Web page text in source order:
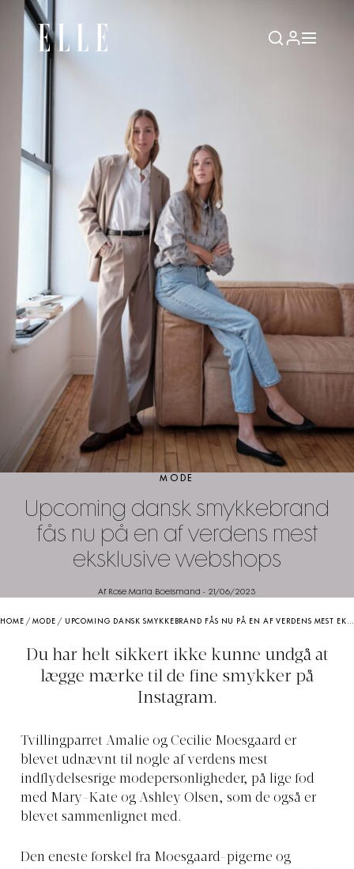
MODE
Upcoming dansk smykkebrand
fås nu på en af verdens mest
eksklusive webshops
Af Rose Maria Boelsmand - 21/06/2023
HOME /MODE / UPCOMING DANSK SMYKKEBRAND FÅS NU PÅ EN AF VERDENS MEST EKSKLUSIVE WEBSHOPS
Du har helt sikkert ikke kunne undgå at
lægge mærke til de fine smykker på
Instagram.
Tvillingparret Amalie og Cecilie Moesgaard er
blevet udnævnt til nogle af verdens mest
indflydelsesrige modepersonligheder, på lige fod
med Mary-Kate og Ashley Olsen, som de også er
blevet sammenlignet med.
Den eneste forskel fra Moesgaard-pigerne og